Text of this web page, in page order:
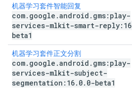
机器学习套件智能回复
com. google .android . gms:play-
services-mlkit-smart-reply:16
beta1
机器学习套件正文分割
com. google .android . gms:play-
services-mlkit-subject-
segmentation:16. 0. 0-beta1